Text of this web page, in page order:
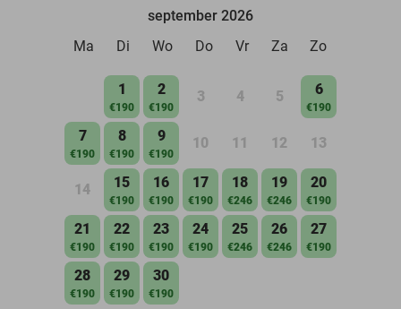
september 2026
Ma
Di Wo Do Vr Za Zo
1
€190
2
€190
3 4 5 6
€190
7
€190
8
€190
9
€190
10 11 12 13
14 15
€190
16
€190
17
€190
18
€246
19
€246
20
€190
21
€190
22
€190
23
€190
24
€190
25
€246
26
€246
27
€190
28
€190
29
€190
30
€190